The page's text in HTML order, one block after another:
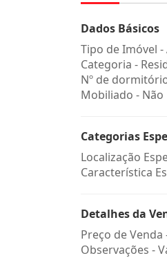
Dados Básicos
Tipo de Imóvel
Categoria -
Nº de
Mobiliado - Não
Categorias
Localização
Característica
Detalhes da
Preço de Venda
Observações -